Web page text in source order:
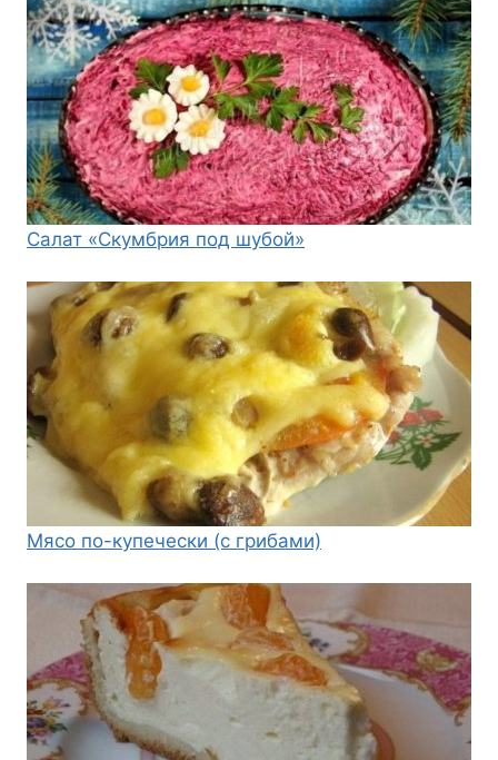
Салат «Скумбрия под шубой»
Мясо по-купечески (с грибами)